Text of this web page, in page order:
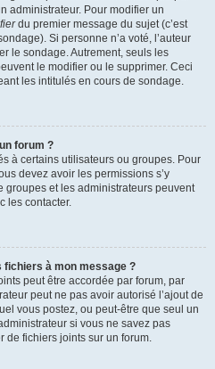
administrateur. Pour modifier un
du premier message du sujet (c’est
Si personne n’a voté, l’auteur
le sondage. Autrement, seuls les
le modifier ou le supprimer. Ceci
les intitulés en cours de sondage.
forum ?
à certains utilisateurs ou groupes. Pour
devez avoir les permissions s’y
groupes et les administrateurs peuvent
les contacter.
fichiers à mon message ?
peut être accordée par forum, par
peut ne pas avoir autorisé l’ajout de
vous postez, ou peut-être que seul un
si vous ne savez pas
fichiers joints sur un forum.